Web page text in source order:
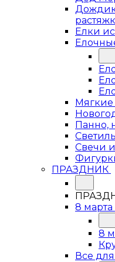
Елки
Мягкие
Панно,
Свечи
ПРАЗДНИК
8 марта
8
Все